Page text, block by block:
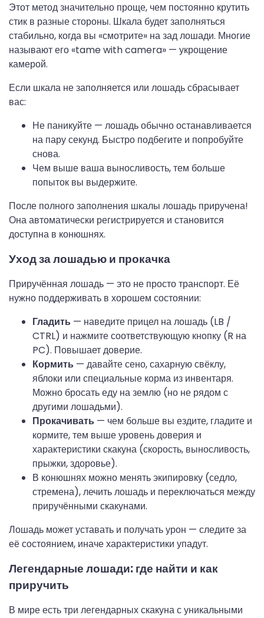
Этот метод значительно проще, чем постоянно крутить
стик в разные стороны. Шкала будет заполняться
стабильно, когда вы «смотрите» на зад лошади. Многие
называют его «tame with camera» — укрощение
камерой.
Если шкала не заполняется или лошадь сбрасывает
вас:
Не паникуйте — лошадь обычно останавливается
на пару секунд. Быстро подбегите и попробуйте
снова.
Чем выше ваша выносливость, тем больше
попыток вы выдержите.
После полного заполнения шкалы лошадь приручена!
Она автоматически регистрируется и становится
доступна в конюшнях.
Уход за лошадью и прокачка
Приручённая лошадь — это не просто транспорт. Её
нужно поддерживать в хорошем состоянии:
Гладить — наведите прицел на лошадь (LB /
CTRL) и нажмите соответствующую кнопку (R на
PC). Повышает доверие.
Кормить — давайте сено, сахарную свёклу,
яблоки или специальные корма из инвентаря.
Можно бросать еду на землю (но не рядом с
другими лошадьми).
Прокачивать — чем больше вы ездите, гладите и
кормите, тем выше уровень доверия и
характеристики скакуна (скорость, выносливость,
прыжки, здоровье).
В конюшнях можно менять экипировку (седло,
стремена), лечить лошадь и переключаться между
приручёнными скакунами.
Лошадь может уставать и получать урон — следите за
её состоянием, иначе характеристики упадут.
Легендарные лошади: где найти и как
приручить
В мире есть три легендарных скакуна с уникальными